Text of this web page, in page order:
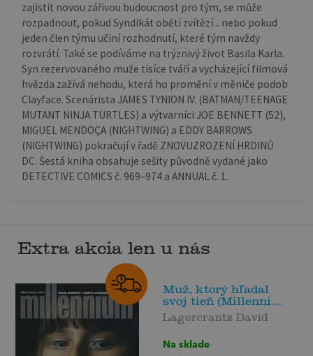
zajistit novou zářivou budoucnost pro tým, se může
rozpadnout, pokud Syndikát obětí zvítězí... nebo pokud
jeden člen týmu učiní rozhodnutí, které tým navždy
rozvrátí. Také se podíváme na trýznivý život Basila Karla.
Syn rezervovaného muže tisíce tváří a vycházející filmová
hvězda zažívá nehodu, která ho promění v měniče podob
Clayface. Scenárista JAMES TYNION IV. (BATMAN/TEENAGE
MUTANT NINJA TURTLES) a výtvarníci JOE BENNETT (52),
MIGUEL MENDOÇA (NIGHTWING) a EDDY BARROWS
(NIGHTWING) pokračují v řadě ZNOVUZROZENÍ HRDINŮ
DC. Šestá kniha obsahuje sešity původně vydané jako
DETECTIVE COMICS č. 969–974 a ANNUAL č. 1.
Extra akcia len u nás
Muž, ktorý hľadal
svoj tieň (Millenni...
Lagercrantz David
Na sklade